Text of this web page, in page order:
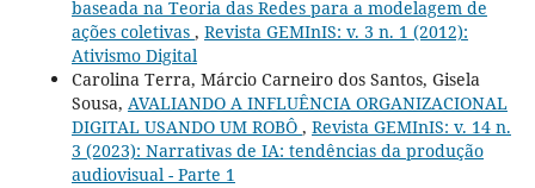
baseada na Teoria das Redes para a modelagem de
ações coletivas , Revista GEMInIS: v. 3 n. 1 (2012):
Ativismo Digital
Carolina Terra, Márcio Carneiro dos Santos, Gisela
Sousa, AVALIANDO A INFLUÊNCIA ORGANIZACIONAL
DIGITAL USANDO UM ROBÔ , Revista GEMInIS: v. 14 n.
3 (2023): Narrativas de IA: tendências da produção
audiovisual - Parte 1